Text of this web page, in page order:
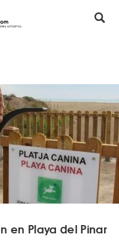
en Playa del Pinar